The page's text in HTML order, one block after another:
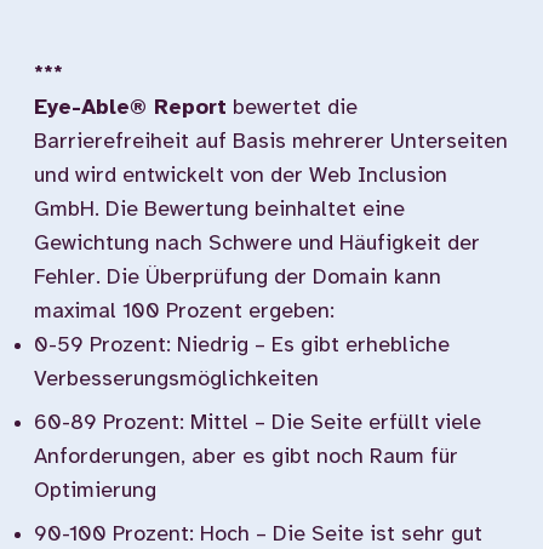
***
Eye-Able® Report bewertet die
Barrierefreiheit auf Basis mehrerer Unterseiten
und wird entwickelt von der Web Inclusion
GmbH. Die Bewertung beinhaltet eine
Gewichtung nach Schwere und Häufigkeit der
Fehler. Die Überprüfung der Domain kann
maximal 100 Prozent ergeben:
0-59 Prozent: Niedrig – Es gibt erhebliche
Verbesserungsmöglichkeiten
60-89 Prozent: Mittel – Die Seite erfüllt viele
Anforderungen, aber es gibt noch Raum für
Optimierung
90-100 Prozent: Hoch – Die Seite ist sehr gut